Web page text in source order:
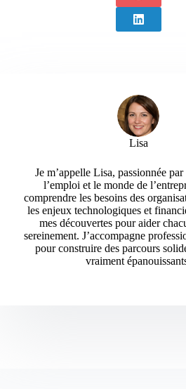
Lisa
Je m’appelle Lisa, passionnée
l’emploi et le monde de
comprendre les besoins des
les enjeux technologiques et
mes découvertes pour aider
sereinement. J’accompagne
pour construire des parcours
vraiment